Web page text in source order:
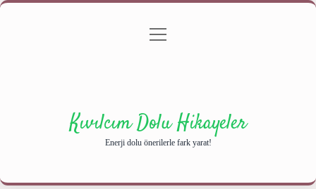
Gizlilik Politikası
menüyü
Kıvılcım Dolu Hikayeler
Enerji dolu önerilerle fark yarat!